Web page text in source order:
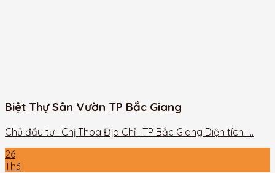
Biệt Thự Sân Vườn TP Bắc Giang
Chủ đầu tư : Chị Thoa Địa Chỉ : TP Bắc Giang Diện tích :...
26
Th3